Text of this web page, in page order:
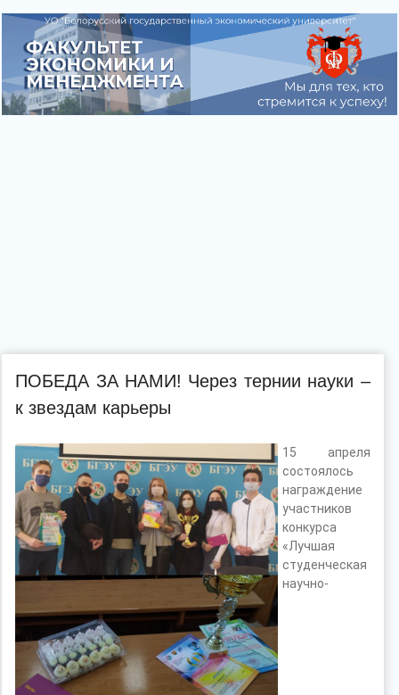
ПОБЕДА ЗА НАМИ! Через тернии науки –
к звездам карьеры
15 апреля
состоялось
награждение
участников
конкурса
«Лучшая
студенческая
научно-